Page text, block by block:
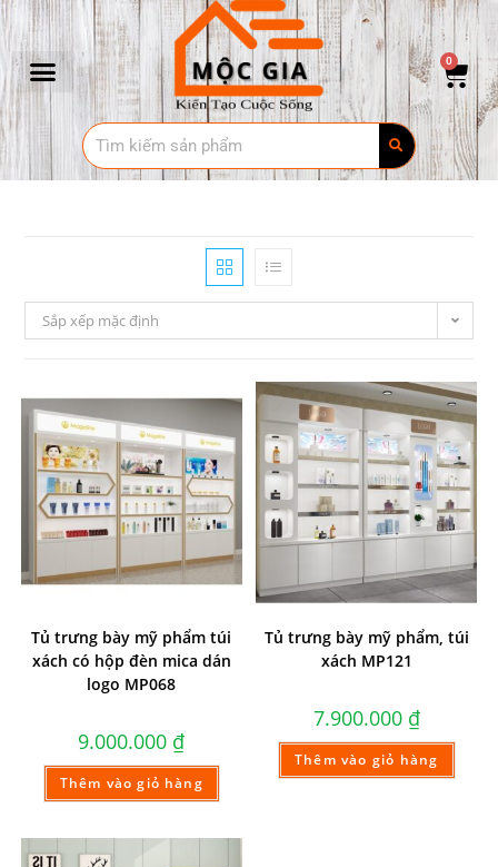
0
Sắp xếp mặc định
Tủ trưng bày mỹ phẩm túi
xách có hộp đèn mica dán
logo MP068
9.000.000 ₫
Thêm vào giỏ hàng
Tủ trưng bày mỹ phẩm, túi
xách MP121
7.900.000 ₫
Thêm vào giỏ hàng